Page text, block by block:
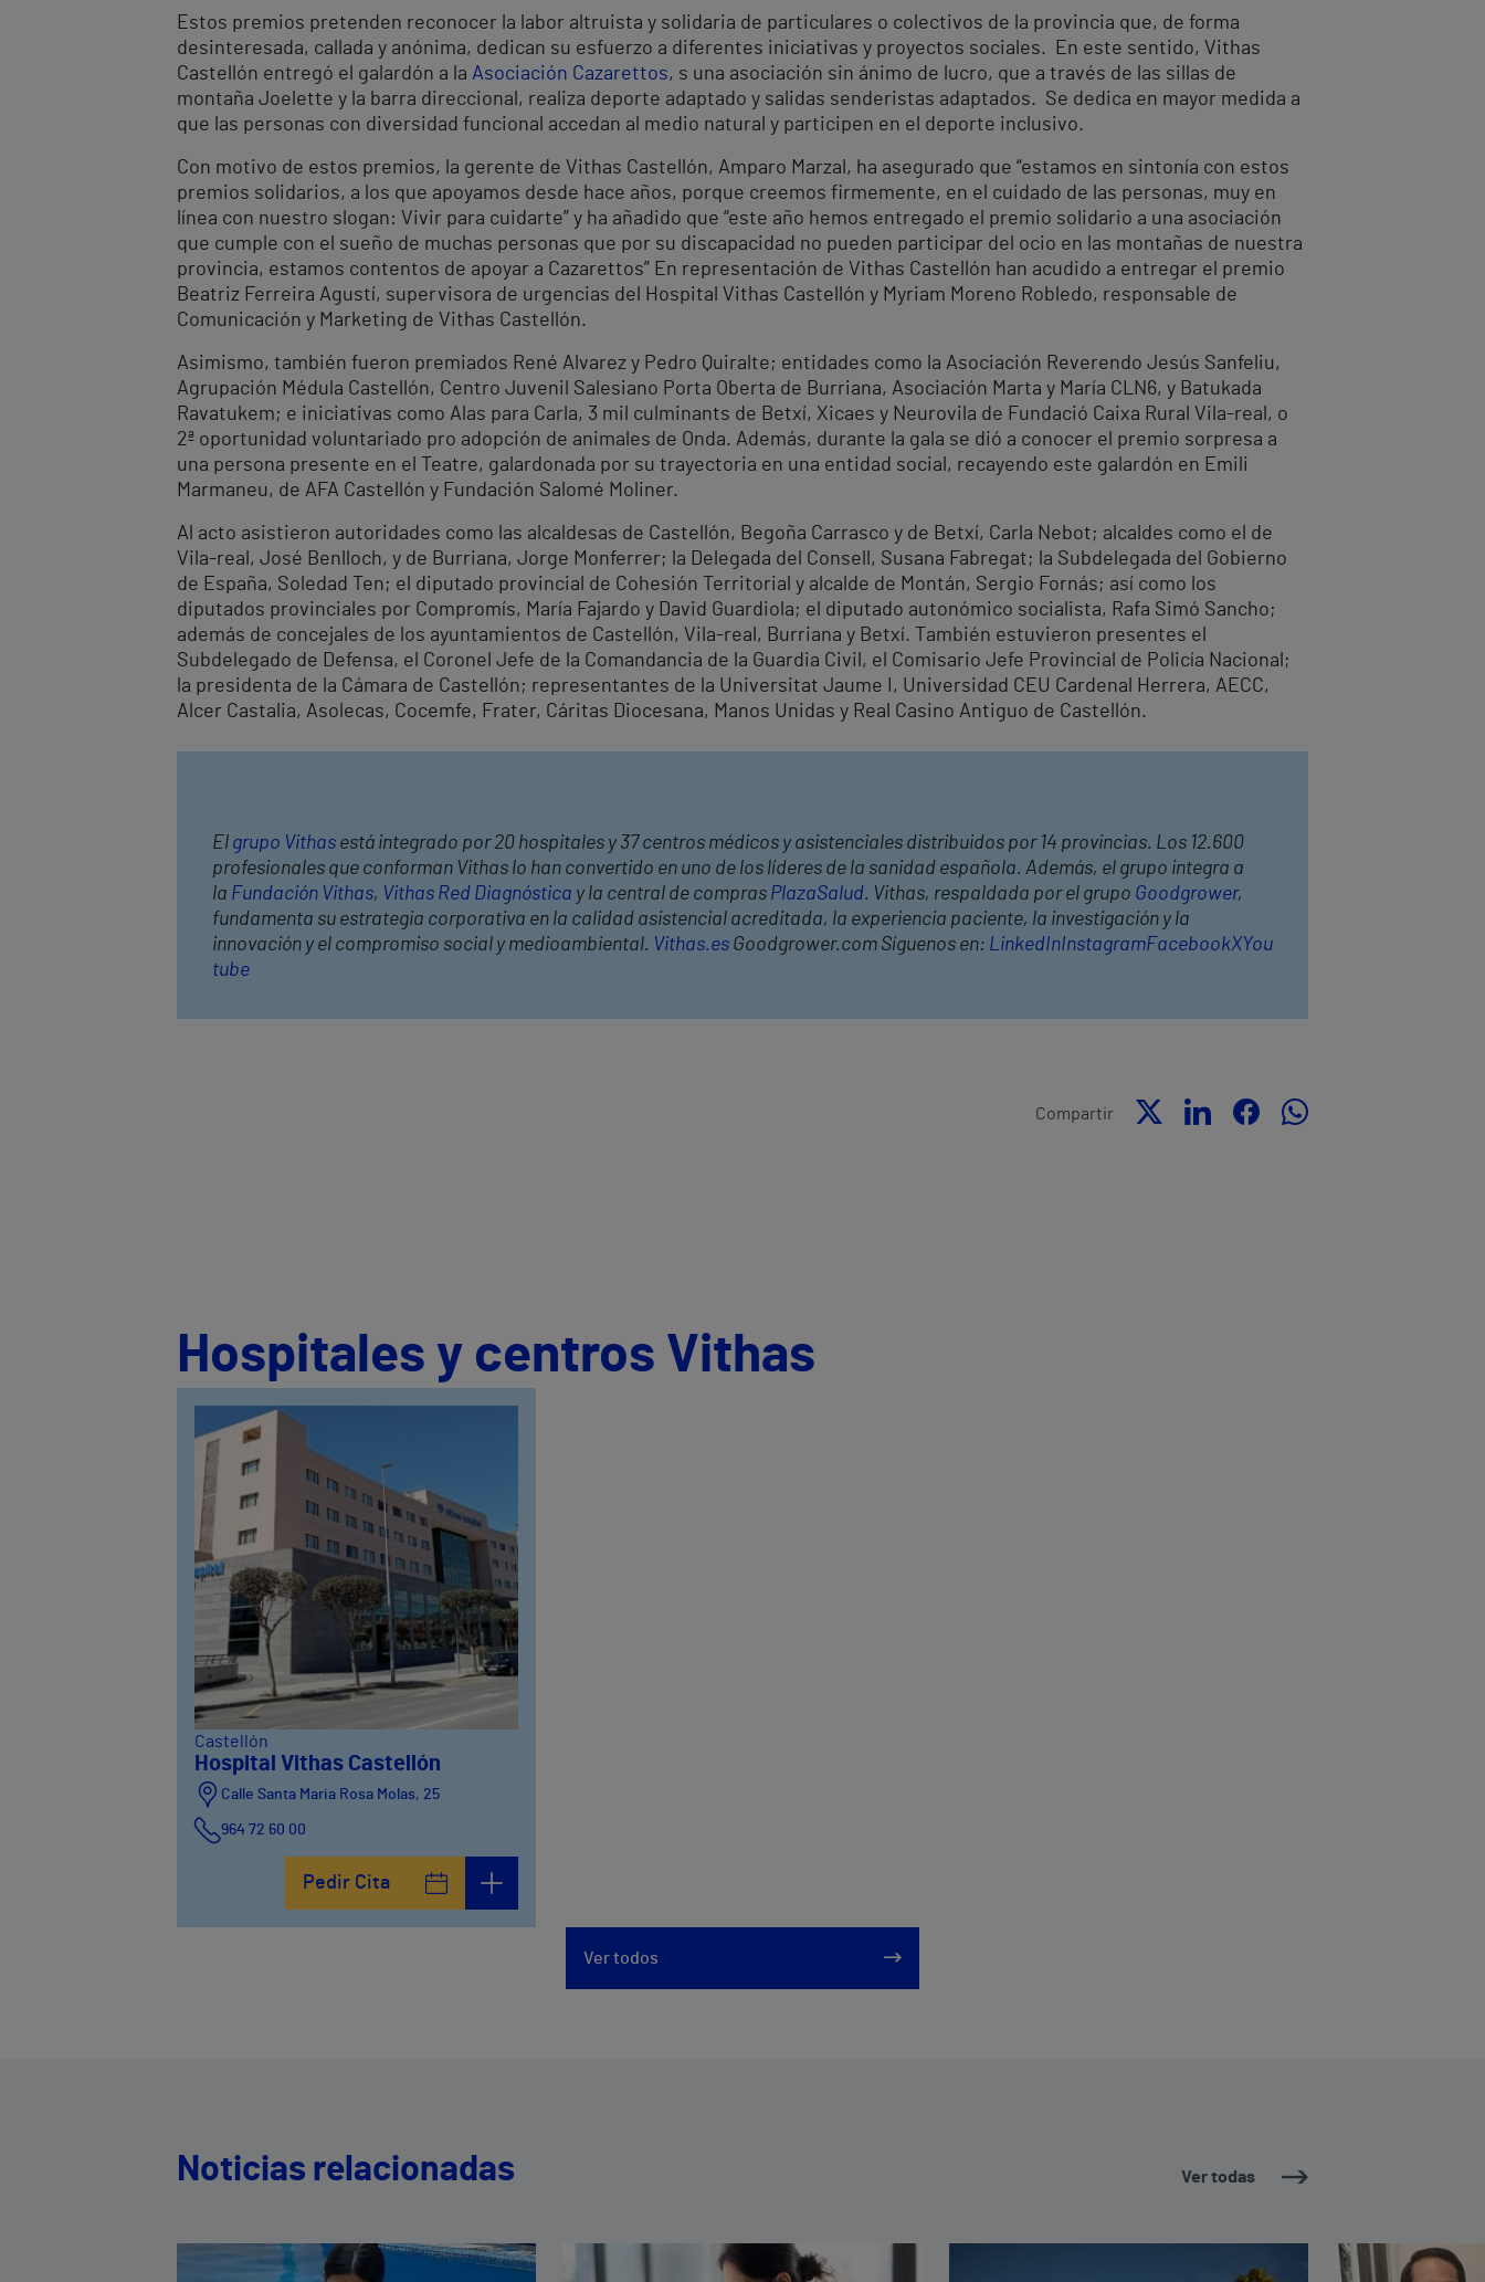
Estos premios pretenden reconocer la labor altruista y solidaria de particulares o colectivos de la provincia que, de forma
desinteresada, callada y anónima, dedican su esfuerzo a diferentes iniciativas y proyectos sociales. En este sentido, Vithas
Castellón entregó el galardón a la Asociación Cazarettos, s una asociación sin ánimo de lucro, que a través de las sillas de
montaña Joelette y la barra direccional, realiza deporte adaptado y salidas senderistas adaptados. Se dedica en mayor medida a
que las personas con diversidad funcional accedan al medio natural y participen en el deporte inclusivo.
Con motivo de estos premios, la gerente de Vithas Castellón, Amparo Marzal, ha asegurado que “estamos en sintonía con estos
premios solidarios, a los que apoyamos desde hace años, porque creemos firmemente, en el cuidado de las personas, muy en
línea con nuestro slogan: Vivir para cuidarte” y ha añadido que “este año hemos entregado el premio solidario a una asociación
que cumple con el sueño de muchas personas que por su discapacidad no pueden participar del ocio en las montañas de nuestra
provincia, estamos contentos de apoyar a Cazarettos” En representación de Vithas Castellón han acudido a entregar el premio
Beatriz Ferreira Agustí, supervisora de urgencias del Hospital Vithas Castellón y Myriam Moreno Robledo, responsable de
Comunicación y Marketing de Vithas Castellón.
Asimismo, también fueron premiados René Alvarez y Pedro Quiralte; entidades como la Asociación Reverendo Jesús Sanfeliu,
Agrupación Médula Castellón, Centro Juvenil Salesiano Porta Oberta de Burriana, Asociación Marta y María CLN6, y Batukada
Ravatukem; e iniciativas como Alas para Carla, 3 mil culminants de Betxí, Xicaes y Neurovila de Fundació Caixa Rural Vila-real, o
2ª oportunidad voluntariado pro adopción de animales de Onda. Además, durante la gala se dió a conocer el premio sorpresa a
una persona presente en el Teatre, galardonada por su trayectoria en una entidad social, recayendo este galardón en Emili
Marmaneu, de AFA Castellón y Fundación Salomé Moliner.
Al acto asistieron autoridades como las alcaldesas de Castellón, Begoña Carrasco y de Betxí, Carla Nebot; alcaldes como el de
Vila-real, José Benlloch, y de Burriana, Jorge Monferrer; la Delegada del Consell, Susana Fabregat; la Subdelegada del Gobierno
de España, Soledad Ten; el diputado provincial de Cohesión Territorial y alcalde de Montán, Sergio Fornás; así como los
diputados provinciales por Compromís, María Fajardo y David Guardiola; el diputado autonómico socialista, Rafa Simó Sancho;
además de concejales de los ayuntamientos de Castellón, Vila-real, Burriana y Betxí. También estuvieron presentes el
Subdelegado de Defensa, el Coronel Jefe de la Comandancia de la Guardia Civil, el Comisario Jefe Provincial de Policía Nacional;
la presidenta de la Cámara de Castellón; representantes de la Universitat Jaume I, Universidad CEU Cardenal Herrera, AECC,
Alcer Castalia, Asolecas, Cocemfe, Frater, Cáritas Diocesana, Manos Unidas y Real Casino Antiguo de Castellón.
El grupo Vithas está integrado por 20 hospitales y 37 centros médicos y asistenciales distribuidos por 14 provincias. Los 12.600
profesionales que conforman Vithas lo han convertido en uno de los líderes de la sanidad española. Además, el grupo integra a
la Fundación Vithas, Vithas Red Diagnóstica y la central de compras PlazaSalud. Vithas, respaldada por el grupo Goodgrower,
fundamenta su estrategia corporativa en la calidad asistencial acreditada, la experiencia paciente, la investigación y la
innovación y el compromiso social y medioambiental. Vithas.es Goodgrower.com Síguenos en: LinkedInInstagramFacebookXYou
tube
Compartir
Hospitales y centros Vithas
Castellón
Hospital Vithas Castellón
Calle Santa Maria Rosa Molas, 25
964 72 60 00
Pedir Cita
Ver todos
Noticias relacionadas Ver todas